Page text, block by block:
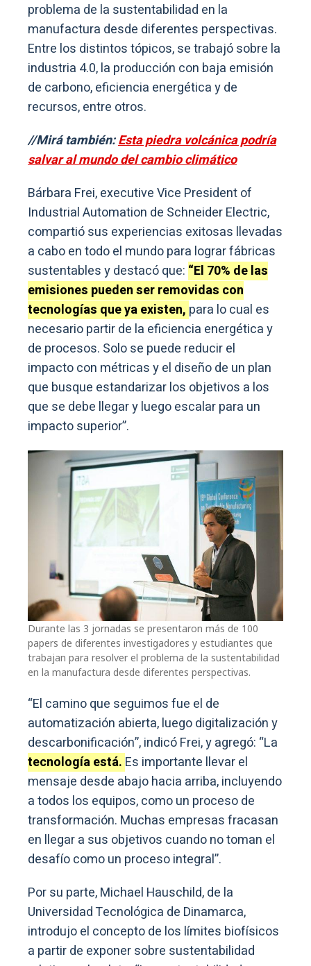
problema de la sustentabilidad en la
manufactura desde diferentes perspectivas.
Entre los distintos tópicos, se trabajó sobre la
industria 4.0, la producción con baja emisión
de carbono, eficiencia energética y de
recursos, entre otros.
//Mirá también:Esta piedra volcánica podría
salvar al mundo del cambio climático
Bárbara Frei, executive Vice President of
Industrial Automation de Schneider Electric,
compartió sus experiencias exitosas llevadas
a cabo en todo el mundo para lograr fábricas
sustentables y destacó que: “El 70% de las
emisiones pueden ser removidas con
tecnologías que ya existen, para lo cual es
necesario partir de la eficiencia energética y
de procesos. Solo se puede reducir el
impacto con métricas y el diseño de un plan
que busque estandarizar los objetivos a los
que se debe llegar y luego escalar para un
impacto superior”.
Durante las 3 jornadas se presentaron más de 100
papers de diferentes investigadores y estudiantes que
trabajan para resolver el problema de la sustentabilidad
en la manufactura desde diferentes perspectivas.
“El camino que seguimos fue el de
automatización abierta, luego digitalización y
descarbonificación”, indicó Frei, y agregó: “La
tecnología está. Es importante llevar el
mensaje desde abajo hacia arriba, incluyendo
a todos los equipos, como un proceso de
transformación. Muchas empresas fracasan
en llegar a sus objetivos cuando no toman el
desafío como un proceso integral”.
Por su parte, Michael Hauschild, de la
Universidad Tecnológica de Dinamarca,
introdujo el concepto de los límites biofísicos
a partir de exponer sobre sustentabilidad